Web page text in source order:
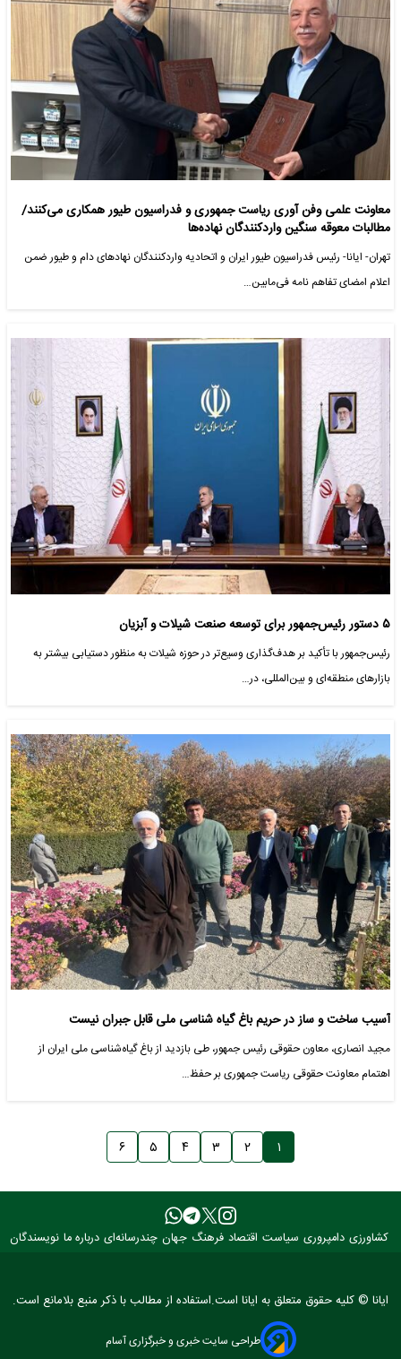
معاونت علمی وفن آوری ریاست جمهوری و فدراسیون طیور همکاری می‌کنند/
مطالبات معوقه سنگین واردکنندگان نهاده‌ها
تهران- ایانا- رئیس فدراسیون طیور ایران و اتحادیه واردکنندگان نهادهای دام و طیور ضمن
اعلام امضای تفاهم نامه فی‌مابین…
۵ دستور رئیس‌جمهور برای توسعه صنعت شیلات و آبزیان
رئیس‌جمهور با تأکید بر هدف‌گذاری وسیع‌تر در حوزه شیلات به منظور دستیابی بیشتر به
بازارهای منطقه‌ای و بین‌المللی، در…
آسیب ساخت و ساز در حریم باغ گیاه شناسی ملی قابل جبران نیست
مجید انصاری، معاون حقوقی رئیس جمهور، طی بازدید از باغ گیاه‌شناسی ملی ایران از
اهتمام معاونت حقوقی ریاست جمهوری بر حفظ…
۱ ۲ ۳ ۴ ۵ ۶
کشاورزی دامپروری سیاست اقتصاد فرهنگ جهان چندرسانه‌ای درباره ما نویسندگان
ایانا © کلیه حقوق متعلق به ایانا است.استفاده از مطالب با ذکر منبع بلامانع است.
طراحی سایت خبری و خبرگزاری آسام